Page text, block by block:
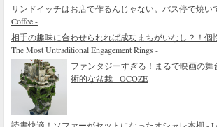
サンドイッチはお店で作るんじゃない。バス停で焼い
Coffee -
相手の趣味に合わせられれば成功まちがいなし？！個
The Most Untraditional Engagement Rings -
ファンタジーすぎる！まるで映画の
術的な盆栽 - OCOZE